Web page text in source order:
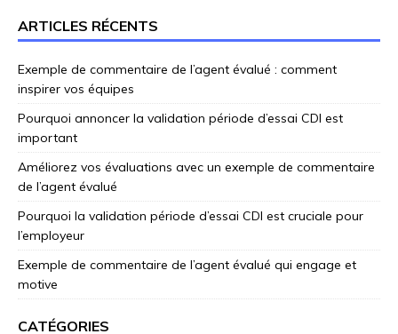
ARTICLES RÉCENTS
Exemple de commentaire de l’agent évalué : comment
inspirer vos équipes
Pourquoi annoncer la validation période d’essai CDI est
important
Améliorez vos évaluations avec un exemple de commentaire
de l’agent évalué
Pourquoi la validation période d’essai CDI est cruciale pour
l’employeur
Exemple de commentaire de l’agent évalué qui engage et
motive
CATÉGORIES